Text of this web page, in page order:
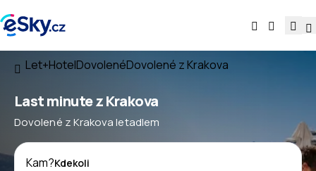
Let+HotelDovolenéDovolené z Krakova
Last minute z Krakova
Dovolené z Krakova letadlem
Kam?